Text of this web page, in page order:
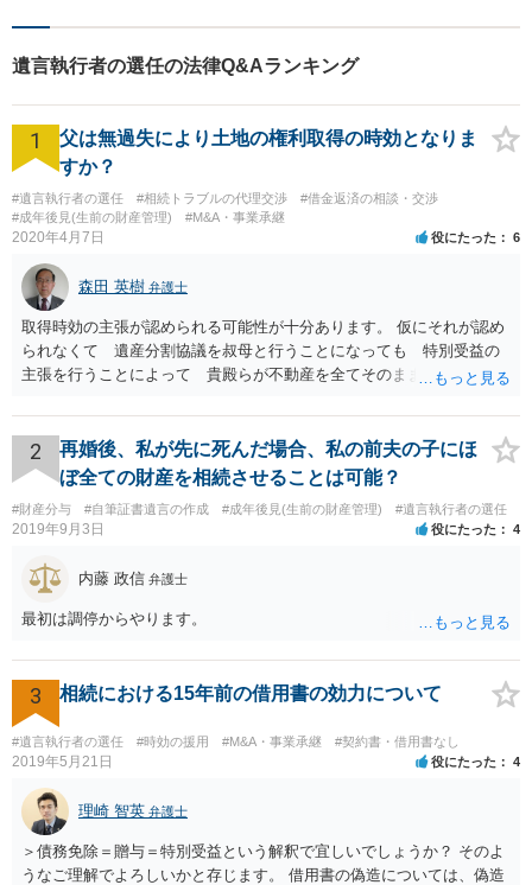
遺言執行者の選任の法律Q&Aランキング
1
父は無過失により土地の権利取得の時効となりま
すか？
#遺言執行者の選任 #相続トラブルの代理交渉
#借金返済の相談・交渉
#成年後見(生前の財産管理)
#M&A・事業承継
2020年4月7日 役にたった 6
森田 英樹 弁護士
取得時効の主張が認められる可能性が十分あります。 仮にそれが認め
られなくて 遺産分割協議を叔母と行うことになっても 特別受益の
主張を行うことによって 貴殿らが不動産を全てそのまま取得できる
2
再婚後、私が先に死んだ場合、私の前夫の子にほ
ぼ全ての財産を相続させることは可能？
#財産分与 #自筆証書遺言の作成 #成年後見(生前の財産管理) #遺言執行者の選任
2019年9月3日 役にたった 4
内藤 政信 弁護士
最初は調停からやります。
3 相続における15年前の借用書の効力について
#遺言執行者の選任 #時効の援用 #M&A・事業承継 #契約書・借用書なし
2019年5月21日 役にたった 4
理崎 智英 弁護士
＞債務免除＝贈与＝特別受益という解釈で宜しいでしょうか？ そのよ
うなご理解でよろしいかと存じます。 借用書の偽造については、偽造